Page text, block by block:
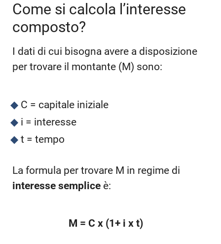
Come si calcola l’interesse
composto?
I dati di cui bisogna avere a disposizione
per trovare il montante (M) sono:
C = capitale iniziale
i = interesse
t = tempo
La formula per trovare M in regime di
interesse semplice è:
M = C x (1+ i x t)